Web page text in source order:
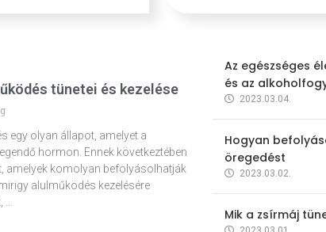
tünetei és kezelése
egy olyan állapot, amelyet a
hormon. Ennek következtében
amelyek komolyan befolyásolhatják
alulműködés kezelésére
Az egészséges
és az
2023.03.04.
Hogyan
öregedést
2023.03.02.
Mik a zsírmáj